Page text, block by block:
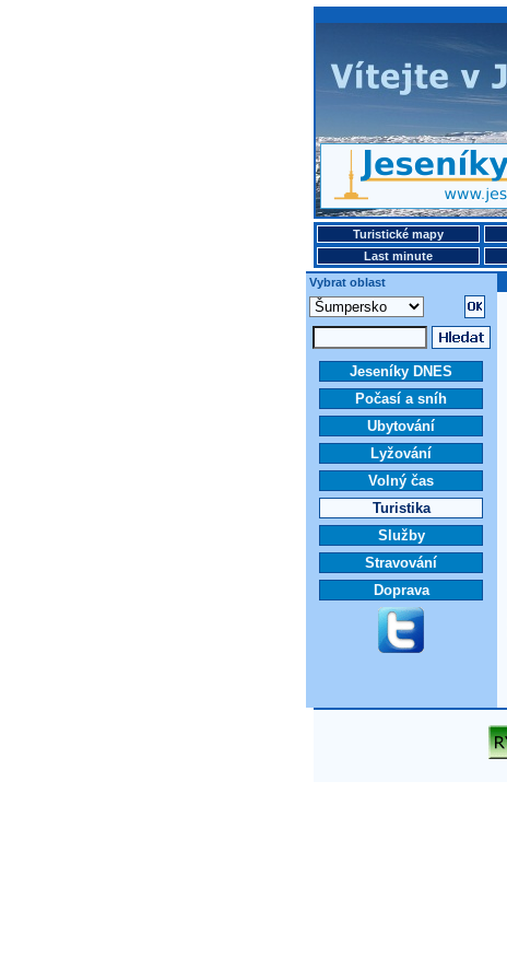
Turistické mapy
Last minute
Vybrat oblast
Jeseníky DNES
Počasí a sníh
Ubytování
Lyžování
Volný čas
Turistika
Služby
Stravování
Doprava